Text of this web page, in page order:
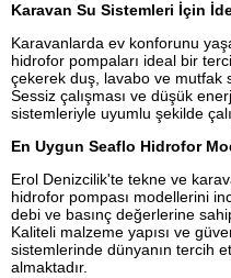
Karavan Su Sistemleri İçin
Karavanlarda ev konforunu
hidrofor pompaları ideal bir
çekerek duş, lavabo ve mutfak
Sessiz çalışması ve düşük
sistemleriyle uyumlu şekilde
En Uygun Seaflo Hidrofor
Erol Denizcilik'te tekne ve
hidrofor pompası modellerini
debi ve basınç değerlerine
Kaliteli malzeme yapısı ve
sistemlerinde dünyanın tercih
almaktadır.